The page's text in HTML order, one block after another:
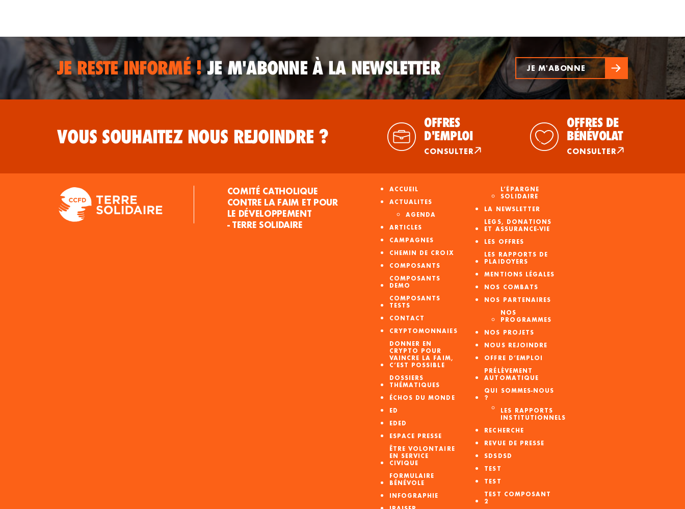
JE RESTE INFORMÉ !JE M'ABONNE À LA NEWSLETTER JE M'ABONNE
VOUS SOUHAITEZ NOUS REJOINDRE ?
OFFRES
D'EMPLOI
CONSULTER
OFFRES DE
BÉNÉVOLAT
CONSULTER
COMITÉ CATHOLIQUE
CONTRE LA FAIM ET POUR
LE DÉVELOPPEMENT
- TERRE SOLIDAIRE
ACCUEIL
ACTUALITES
AGENDA
ARTICLES
CAMPAGNES
CHEMIN DE CROIX
COMPOSANTS
COMPOSANTS
DEMO
COMPOSANTS
TESTS
CONTACT
CRYPTOMONNAIES
DONNER EN
CRYPTO POUR
VAINCRE LA FAIM,
C’EST POSSIBLE
DOSSIERS
THÉMATIQUES
ÉCHOS DU MONDE
ED
EDED
ESPACE PRESSE
ÊTRE VOLONTAIRE
EN SERVICE
CIVIQUE
FORMULAIRE
BÉNÉVOLE
INFOGRAPHIE
L’ÉPARGNE
SOLIDAIRE
LA NEWSLETTER
LEGS, DONATIONS
ET ASSURANCE-VIE
LES OFFRES
LES RAPPORTS DE
PLAIDOYERS
MENTIONS LÉGALES
NOS COMBATS
NOS PARTENAIRES
NOS
PROGRAMMES
NOS PROJETS
NOUS REJOINDRE
OFFRE D’EMPLOI
PRÉLÈVEMENT
AUTOMATIQUE
QUI SOMMES-NOUS
?
LES RAPPORTS
INSTITUTIONNELS
RECHERCHE
REVUE DE PRESSE
SDSDSD
TEST
TEST
TEST COMPOSANT
2